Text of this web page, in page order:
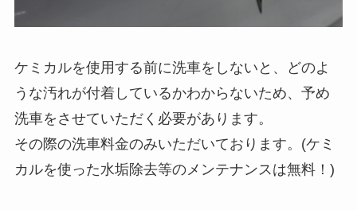
ケミカルを使用する前に洗車をしないと、どのよ
うな汚れが付着しているかわからないため、予め
洗車をさせていただく必要があります。
その際の洗車料金のみいただいております。(ケミ
カルを使った水垢除去等のメンテナンスは無料！)